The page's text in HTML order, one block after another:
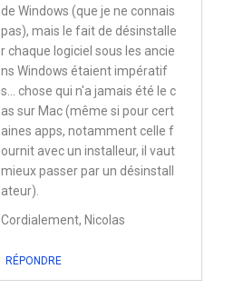
de Windows (que je ne connais
pas), mais le fait de désinstalle
r chaque logiciel sous les ancie
ns Windows étaient impératif
s... chose qui n'a jamais été le c
as sur Mac (même si pour cert
aines apps, notamment celle f
ournit avec un installeur, il vaut
mieux passer par un désinstall
ateur).
Cordialement, Nicolas
RÉPONDRE